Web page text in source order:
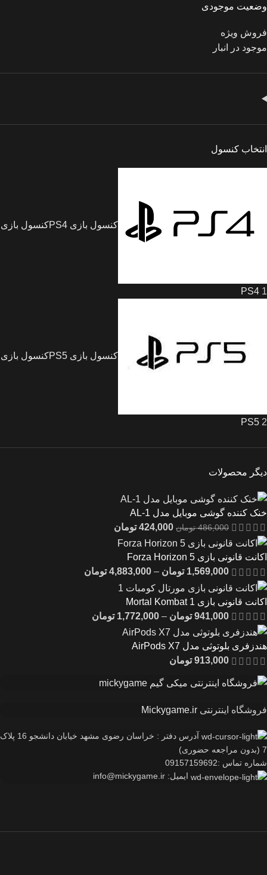
وضعیت موجودی
فروش ویژه
موجود در انبار
انتخاب کنسول
کنسول بازی PS4 کنسول بازی
PS4 1
کنسول بازی PS5 کنسول بازی
PS5 2
دیگر محصولات
خنک کننده گوشی موبایل مدل AL-1
486,000 تومان 424,000 تومان
اکانت قانونی بازی Forza Horizon 5
1,569,000 تومان –
4,883,000 تومان
اکانت قانونی بازی Mortal Kombat 1
941,000 تومان –
1,772,000 تومان
هندزفری بلوتوثی مدل AirPods X7
913,000 تومان
فروشگاه اینترنتی
آدرس دفتر : خراسان رضوی مشهد خیابان دانشجو 16 پلاک
7 (بدون مراجعه حضوری)
شماره تماس :09157159692
ایمیل: info@mickygame.ir